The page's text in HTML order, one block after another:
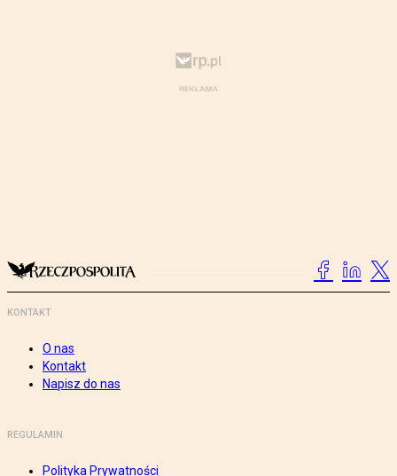
KONTAKT
O nas
Kontakt
Napisz do nas
REGULAMIN
Polityka Prywatności